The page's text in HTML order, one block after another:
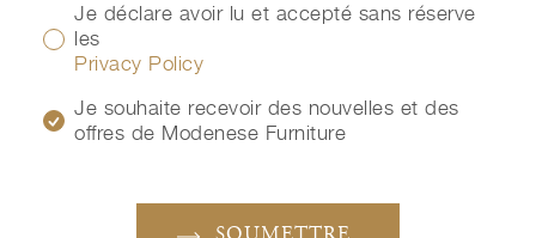
Je déclare avoir lu et accepté sans réserve
les
Privacy Policy
Je souhaite recevoir des nouvelles et des
offres de Modenese Furniture